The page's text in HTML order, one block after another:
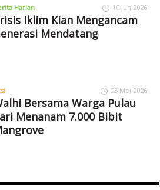
Harian 10 Jun 2026
Iklim Kian Mengancam
Mendatang
25 Mei 2026
Bersama Warga Pulau
Menanam 7.000 Bibit